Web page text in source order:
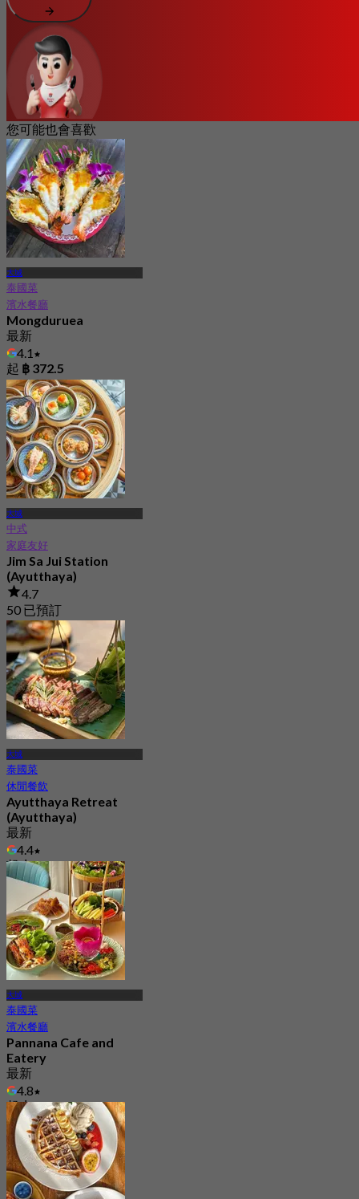
您可能也會喜歡
大城
泰國菜
濱水餐廳
Mongduruea
最新
4.1
起 ฿ 372.5
大城
中式
家庭友好
Jim Sa Jui Station
(Ayutthaya)
4.7
50 已預訂
起฿ 197.5
大城
泰國菜
休閒餐飲
Ayutthaya Retreat
(Ayutthaya)
最新
4.4
起฿ 575
大城
泰國菜
濱水餐廳
Pannana Cafe and
Eatery
最新
4.8
起฿ 475